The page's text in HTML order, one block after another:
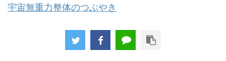
宇宙無重力整体のつぶやき